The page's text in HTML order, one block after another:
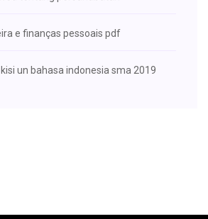
e finanças pessoais pdf
un bahasa indonesia sma 2019